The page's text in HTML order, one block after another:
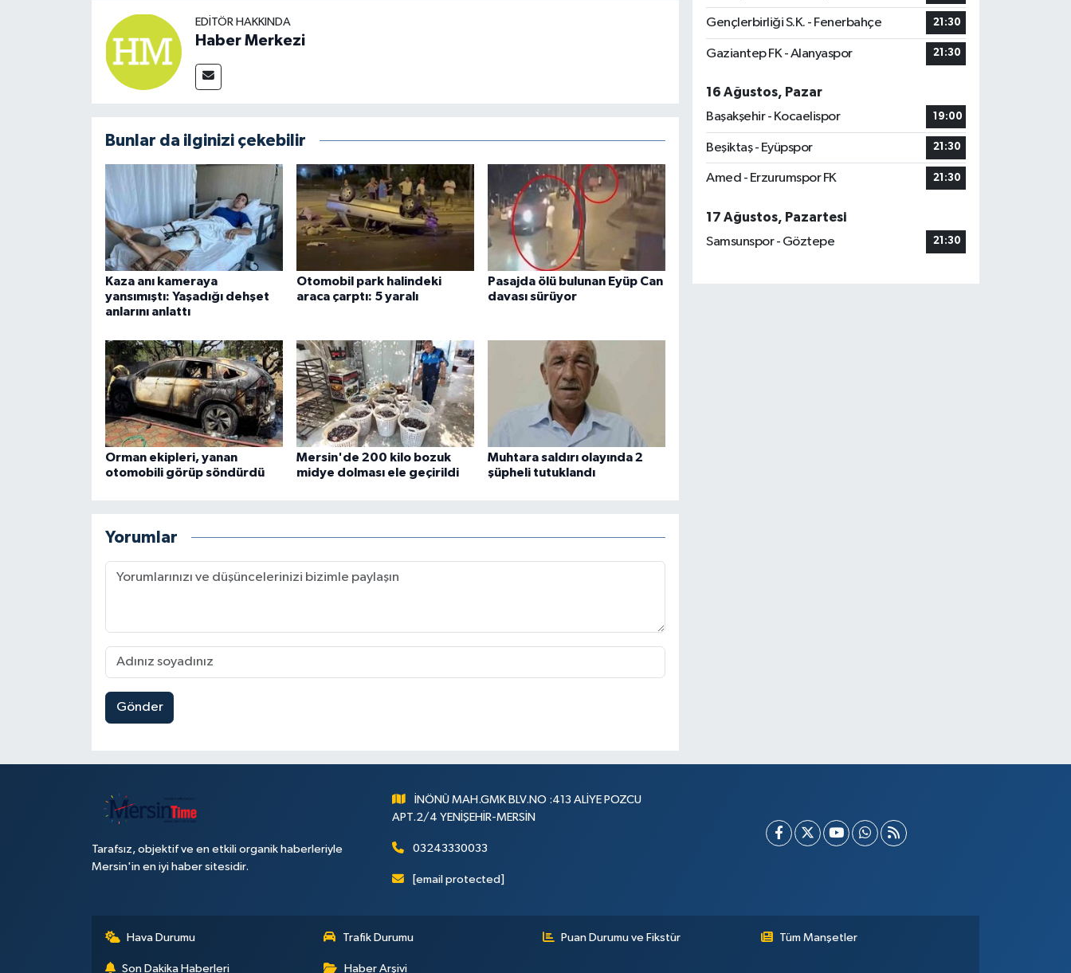
EDITÖR HAKKINDA
Haber Merkezi
Bunlar da ilginizi çekebilir
Kaza anı kameraya
yansımıştı: Yaşadığı dehşet
anlarını anlattı
Otomobil park halindeki
araca çarptı: 5 yaralı
Pasajda ölü bulunan Eyüp Can
davası sürüyor
Orman ekipleri, yanan
otomobili görüp söndürdü
Mersin'de 200 kilo bozuk
midye dolması ele geçirildi
Muhtara saldırı olayında 2
şüpheli tutuklandı
Yorumlar
Gönder
Gençlerbirliği S.K. - Fenerbahçe 21:30
Gaziantep FK - Alanyaspor 21:30
16 Ağustos, Pazar
Başakşehir - Kocaelispor
19:00
Beşiktaş - Eyüpspor 21:30
Amed - Erzurumspor FK 21:30
17 Ağustos, Pazartesi
Samsunspor - Göztepe
21:30
Tarafsız, objektif ve en etkili organik haberleriyle
Mersin'in en iyi haber sitesidir.
İNÖNÜ MAH.GMK BLV.NO :413 ALİYE POZCU
APT.2/4 YENİŞEHİR-MERSİN
03243330033
[email protected]
Hava Durumu Trafik Durumu Puan Durumu ve Fikstür Tüm Manşetler
Son Dakika Haberleri Haber Arşivi